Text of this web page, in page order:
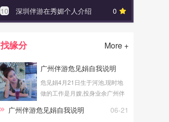
0
10 深圳伴游在秀媚个人介绍
找缘分 More +
广州伴游危见娟自我说明
危见娟4月21日生于河池,现时地
做的工作是月嫂,投身业余广州伴
06-21
广州伴游危见娟自我说明